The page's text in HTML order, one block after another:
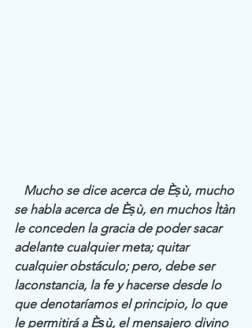
Mucho se dice acerca de Èṣù, mucho
se habla acerca de Èṣù, en muchos Ìtàn
le conceden la gracia de poder sacar
adelante cualquier meta; quitar
cualquier obstáculo; pero, debe ser
laconstancia, la fe y hacerse desde lo
que denotaríamos el principio, lo que
le permitirá a Èṣù, el mensajero divino